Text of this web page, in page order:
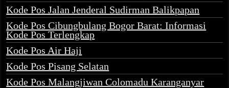
Kode Pos Jalan Jenderal Sudirman Balikpapan
Kode Pos Cibungbulang Bogor Barat: Informasi
Kode Pos Terlengkap
Kode Pos Air Haji
Kode Pos Pisang Selatan
Kode Pos Malangjiwan Colomadu Karanganyar